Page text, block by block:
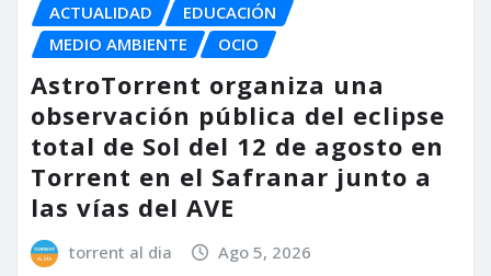
ACTUALIDAD
EDUCACIÓN
MEDIO AMBIENTE
OCIO
AstroTorrent organiza una
observación pública del eclipse
total de Sol del 12 de agosto en
Torrent en el Safranar junto a
las vías del AVE
torrent al dia Ago 5, 2026